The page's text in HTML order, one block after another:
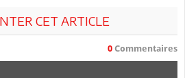
CET ARTICLE
0 Commentaires